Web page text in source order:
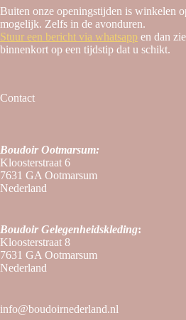
Buiten onze openingstijden is winkelen
mogelijk. Zelfs in de avonduren.
Stuur een bericht via whatsapp en dan
binnenkort op een tijdstip dat u schikt.
Contact
Boudoir Ootmarsum:
Kloosterstraat 6
7631 GA Ootmarsum
Nederland
Boudoir Gelegenheidskleding:
Kloosterstraat 8
7631 GA Ootmarsum
Nederland
info@boudoirnederland.nl